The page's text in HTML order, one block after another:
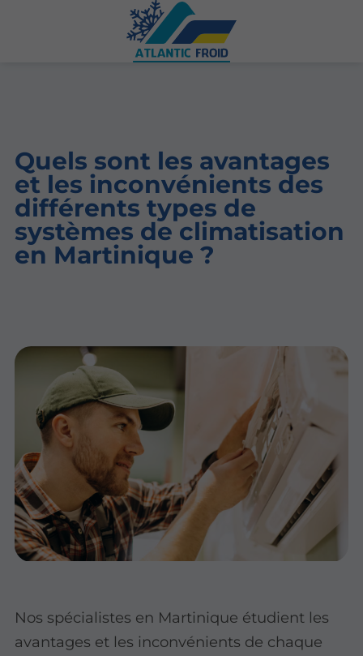
Quels sont les avantages
et les inconvénients des
différents types de
systèmes de climatisation
en Martinique ?
Nos spécialistes en Martinique étudient les
avantages et les inconvénients de chaque